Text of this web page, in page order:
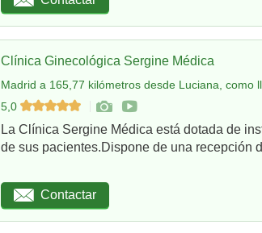
Clínica Ginecológica Sergine Médica
Madrid a 165,77 kilómetros desde Luciana, como
5,0
La Clínica Sergine Médica está dotada de
de sus pacientes.Dispone de una recepción
Contactar